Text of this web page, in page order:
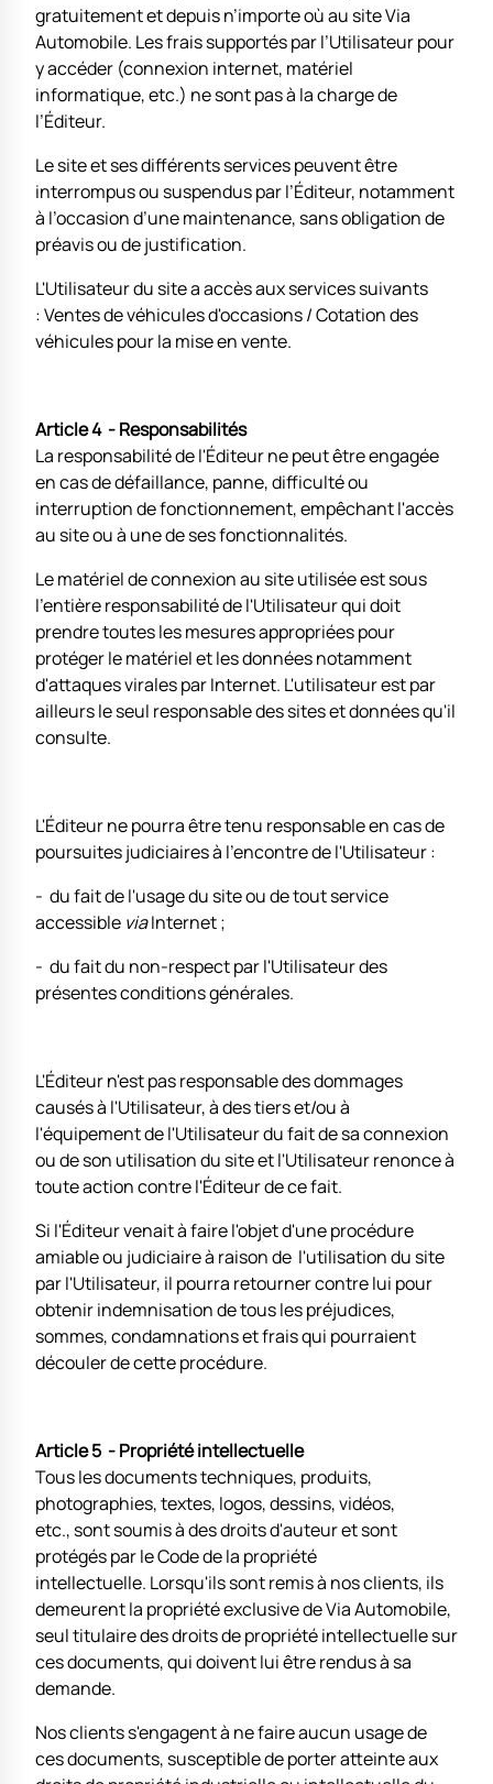
gratuitement et depuis n’importe où au site Via
Automobile. Les frais supportés par l’Utilisateur pour
y accéder (connexion internet, matériel
informatique, etc.) ne sont pas à la charge de
l’Éditeur.
Le site et ses différents services peuvent être
interrompus ou suspendus par l’Éditeur, notamment
à l’occasion d’une maintenance, sans obligation de
préavis ou de justification.
L'Utilisateur du site a accès aux services suivants
: Ventes de véhicules d'occasions / Cotation des
véhicules pour la mise en vente.
Article 4 - Responsabilités
La responsabilité de l'Éditeur ne peut être engagée
en cas de défaillance, panne, difficulté ou
interruption de fonctionnement, empêchant l'accès
au site ou à une de ses fonctionnalités.
Le matériel de connexion au site utilisée est sous
l'entière responsabilité de l'Utilisateur qui doit
prendre toutes les mesures appropriées pour
protéger le matériel et les données notamment
d'attaques virales par Internet. L'utilisateur est par
ailleurs le seul responsable des sites et données qu'il
consulte.
L'Éditeur ne pourra être tenu responsable en cas de
poursuites judiciaires à l'encontre de l'Utilisateur :
- du fait de l'usage du site ou de tout service
accessible viaInternet ;
- du fait du non-respect par l'Utilisateur des
présentes conditions générales.
L'Éditeur n'est pas responsable des dommages
causés à l'Utilisateur, à des tiers et/ou à
l'équipement de l'Utilisateur du fait de sa connexion
ou de son utilisation du site et l'Utilisateur renonce à
toute action contre l'Éditeur de ce fait.
Si l'Éditeur venait à faire l'objet d'une procédure
amiable ou judiciaire à raison de l'utilisation du site
par l'Utilisateur, il pourra retourner contre lui pour
obtenir indemnisation de tous les préjudices,
sommes, condamnations et frais qui pourraient
découler de cette procédure.
Article 5 - Propriété intellectuelle
Tous les documents techniques, produits,
photographies, textes, logos, dessins, vidéos,
etc., sont soumis à des droits d'auteur et sont
protégés par le Code de la propriété
intellectuelle. Lorsqu'ils sont remis à nos clients, ils
demeurent la propriété exclusive de Via Automobile,
seul titulaire des droits de propriété intellectuelle sur
ces documents, qui doivent lui être rendus à sa
demande.
Nos clients s'engagent à ne faire aucun usage de
ces documents, susceptible de porter atteinte aux